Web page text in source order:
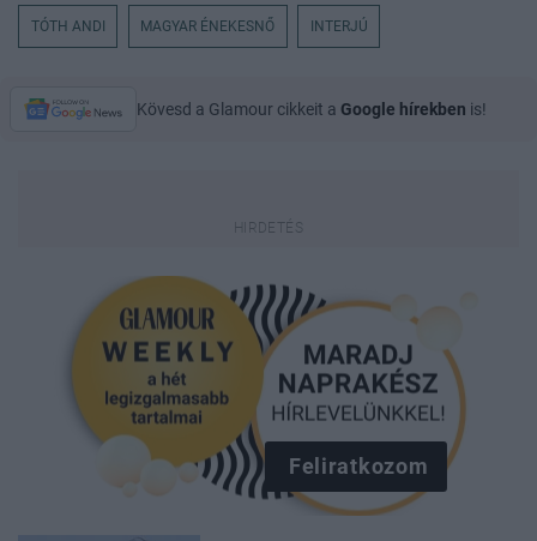
TÓTH ANDI MAGYAR ÉNEKESNŐ INTERJÚ
Kövesd a Glamour cikkeit a Google hírekben is!
Feliratkozom